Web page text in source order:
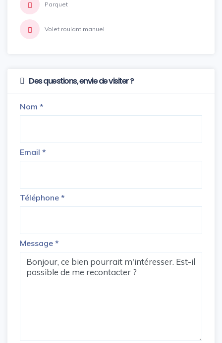
Parquet
Volet roulant manuel
Des questions, envie de visiter ?
Nom *
Email *
Téléphone *
Message *